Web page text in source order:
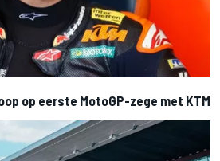
op eerste MotoGP-zege met KTM